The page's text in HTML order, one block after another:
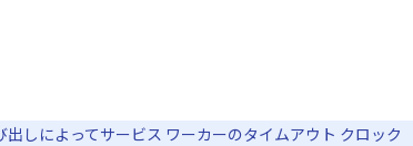
しによってサービス ワーカーのタイムアウト クロック